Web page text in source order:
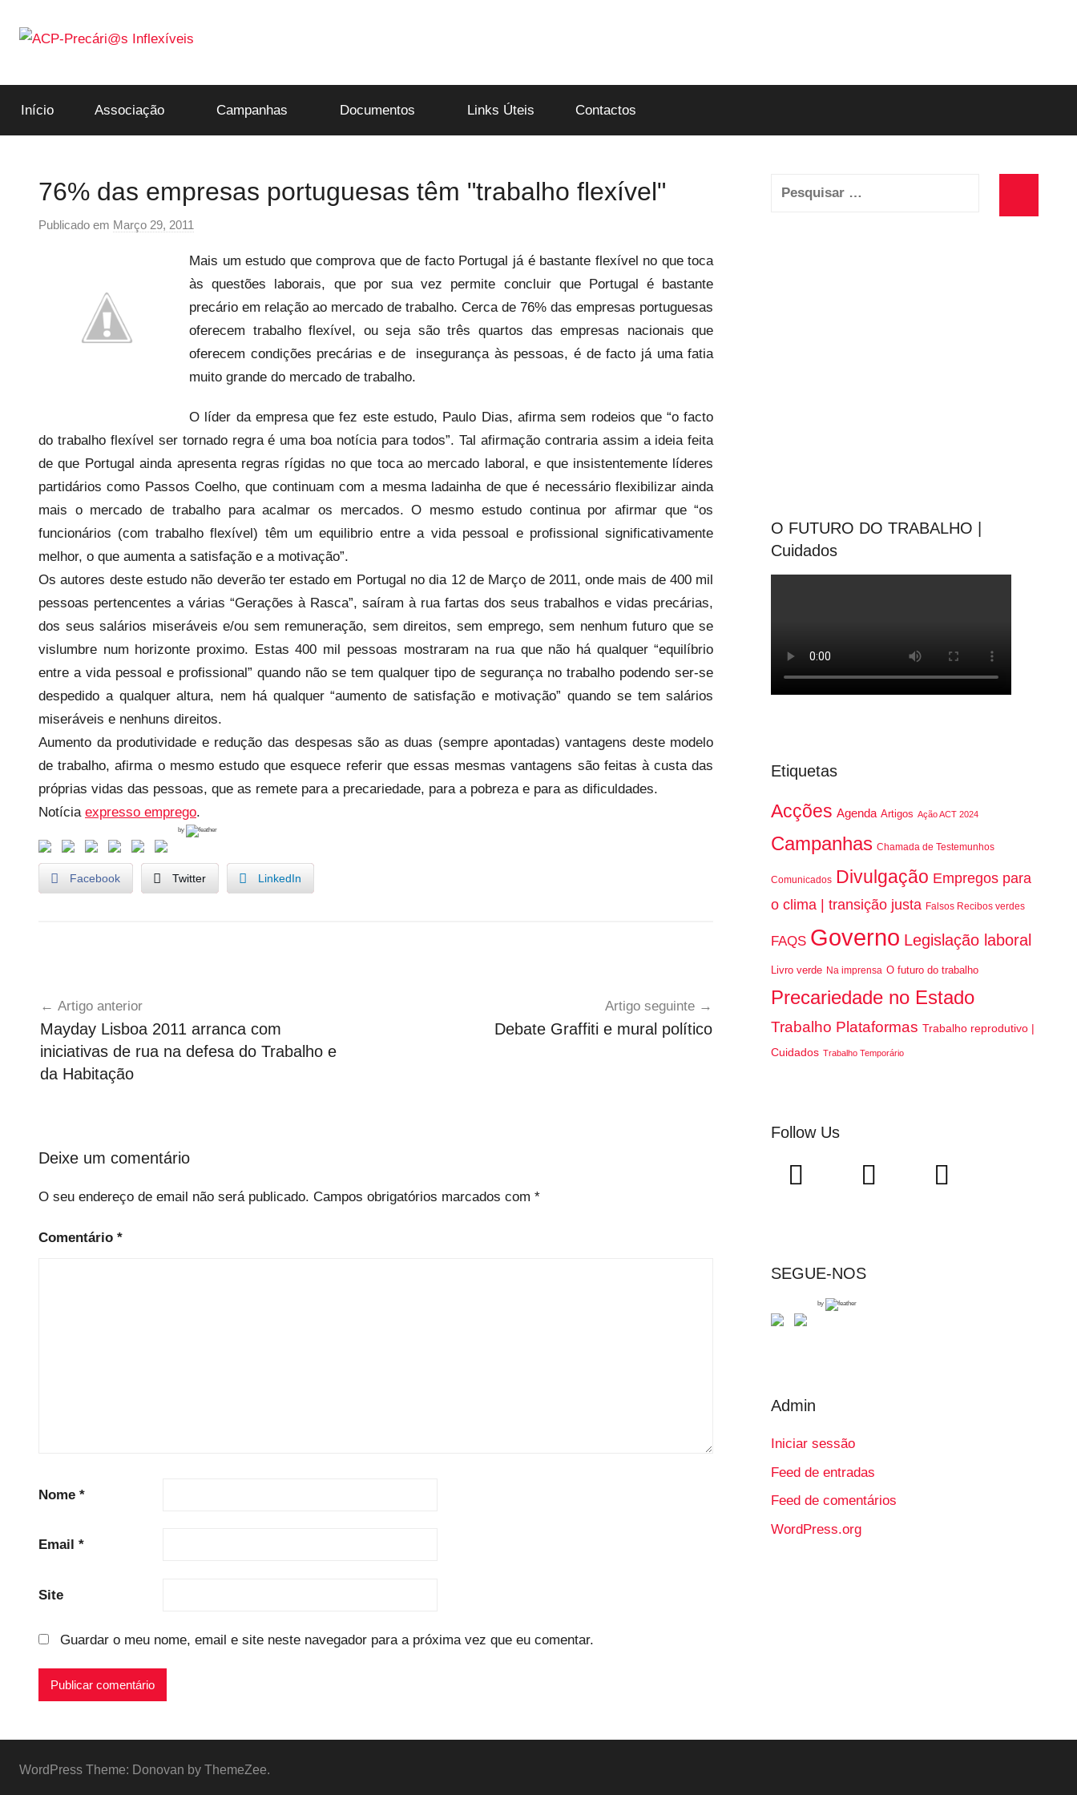
para
ACP-
Precári@s
Início Associação Campanhas Documentos Links Úteis Contactos
76% das empresas portuguesas têm "trabalho flexível"
Publicado em Março 29, 2011
r
p
r
e
c
i
n
f
l
e
x
i
v
Mais um estudo que comprova que de facto Portugal já é bastante flexível no que toca
às questões laborais, que por sua vez permite concluir que Portugal é bastante
precário em relação ao mercado de trabalho. Cerca de 76% das empresas portuguesas
oferecem trabalho flexível, ou seja são três quartos das empresas nacionais que
oferecem condições precárias e de insegurança às pessoas, é de facto já uma fatia
muito grande do mercado de trabalho.
O líder da empresa que fez este estudo, Paulo Dias, afirma sem rodeios que “o facto
do trabalho flexível ser tornado regra é uma boa notícia para todos”. Tal afirmação contraria assim a ideia feita
de que Portugal ainda apresenta regras rígidas no que toca ao mercado laboral, e que insistentemente líderes
partidários como Passos Coelho, que continuam com a mesma ladainha de que é necessário flexibilizar ainda
mais o mercado de trabalho para acalmar os mercados. O mesmo estudo continua por afirmar que “os
funcionários (com trabalho flexível) têm um equilibrio entre a vida pessoal e profissional significativamente
melhor, o que aumenta a satisfação e a motivação”.
Os autores deste estudo não deverão ter estado em Portugal no dia 12 de Março de 2011, onde mais de 400 mil
pessoas pertencentes a várias “Gerações à Rasca”, saíram à rua fartas dos seus trabalhos e vidas precárias,
dos seus salários miseráveis e/ou sem remuneração, sem direitos, sem emprego, sem nenhum futuro que se
vislumbre num horizonte proximo. Estas 400 mil pessoas mostraram na rua que não há qualquer “equilíbrio
entre a vida pessoal e profissional” quando não se tem qualquer tipo de segurança no trabalho podendo ser-se
despedido a qualquer altura, nem há qualquer “aumento de satisfação e motivação” quando se tem salários
miseráveis e nenhuns direitos.
Aumento da produtividade e redução das despesas são as duas (sempre apontadas) vantagens deste modelo
de trabalho, afirma o mesmo estudo que esquece referir que essas mesmas vantagens são feitas à custa das
próprias vidas das pessoas, que as remete para a precariedade, para a pobreza e para as dificuldades.
Notícia expresso emprego.
by
Facebook Twitter LinkedIn
c
a
t
e
i
e
artigos
Artigo anterior
Mayday Lisboa 2011 arranca com
iniciativas de rua na defesa do Trabalho e
da Habitação
Artigo seguinte
Debate Graffiti e mural político
Deixe um comentário
O seu endereço de email não será publicado. Campos obrigatórios marcados com *
Comentário *
Nome *
Email *
Site
Guardar o meu nome, email e site neste navegador para a próxima vez que eu comentar.
Pesquisar
O FUTURO DO TRABALHO |
Cuidados
Etiquetas
Acções Agenda Artigos Ação ACT 2024
Campanhas Chamada de Testemunhos
Comunicados Divulgação Empregos para
o clima | transição justa Falsos Recibos verdes
FAQS Governo Legislação laboral
Livro verde Na imprensa O futuro do trabalho
Precariedade no Estado
Trabalho Plataformas Trabalho reprodutivo |
Cuidados Trabalho Temporário
Follow Us
SEGUE-NOS
by
Admin
Iniciar sessão
Feed de entradas
Feed de comentários
WordPress.org
WordPress Theme: Donovan by ThemeZee.